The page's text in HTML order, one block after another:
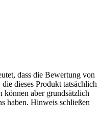
dass die Bewertung von
dieses Produkt tatsächlich
können aber grundsätzlich
haben. Hinweis schließen